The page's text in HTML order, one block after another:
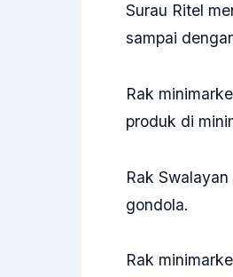
Surau Ritel
sampai
Rak
produk di
Rak
gondola.
Rak